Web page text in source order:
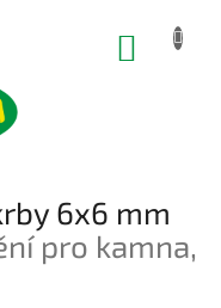
6x6 mm
pro kamna,